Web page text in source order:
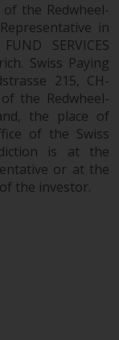
Sie
sollte
the Redwheel-
in
SERVICES
Swiss Paying
215, CH-
the Redwheel-
the place of
of the Swiss
is at the
or at the
the investor.